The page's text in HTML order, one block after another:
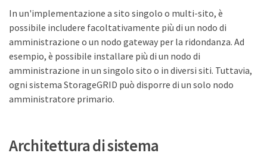
In un'implementazione a sito singolo o multi-sito, è
possibile includere facoltativamente più di un nodo di
amministrazione o un nodo gateway per la ridondanza. Ad
esempio, è possibile installare più di un nodo di
amministrazione in un singolo sito o in diversi siti. Tuttavia,
ogni sistema StorageGRID può disporre di un solo nodo
amministratore primario.
Architettura di sistema